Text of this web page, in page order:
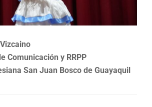
Comunicación y RRPP
San Juan Bosco de Guayaquil